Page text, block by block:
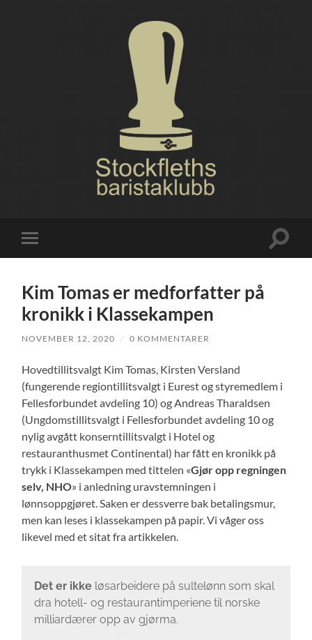
Stockfleths
Veksle
mobilmeny
Veksle
Kim Tomas er medforfatter på
kronikk i Klassekampen
NOVEMBER 12, 2020 / 0 KOMMENTARER
Hovedtillitsvalgt Kim Tomas, Kirsten Versland
(fungerende regiontillitsvalgt i Eurest og styremedlem i
Fellesforbundet avdeling 10) og Andreas Tharaldsen
(Ungdomstillitsvalgt i Fellesforbundet avdeling 10 og
nylig avgått konserntillitsvalgt i Hotel og
restauranthusmet Continental) har fått en kronikk på
trykk i Klassekampen med tittelen «Gjør opp regningen
selv, NHO» i anledning uravstemningen i
lønnsoppgjøret. Saken er dessverre bak betalingsmur,
men kan leses i klassekampen på papir. Vi våger oss
likevel med et sitat fra artikkelen.
Det er ikkeløsarbeidere på sultelønn som skal
dra hotell- og restaurantimperiene til norske
milliardærer opp av gjørma.